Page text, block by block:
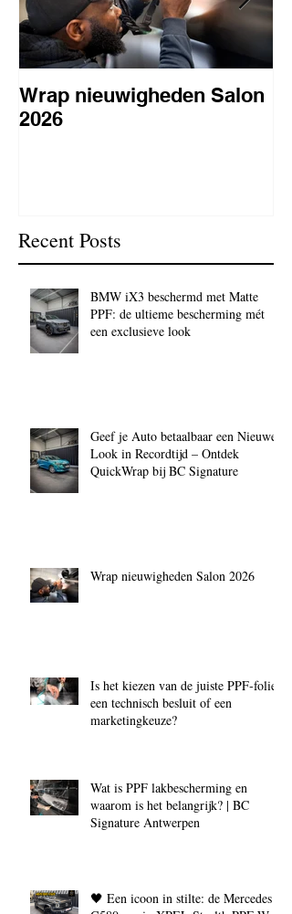
Wrap nieuwigheden Salon
2026
Recent Posts
BMW iX3 beschermd met Matte
PPF: de ultieme bescherming mét
een exclusieve look
Geef je Auto betaalbaar een Nieuwe
Look in Recordtijd – Ontdek
QuickWrap bij BC Signature
Wrap nieuwigheden Salon 2026
Is het kiezen van de juiste PPF‑folie
een technisch besluit of een
marketingkeuze?
Wat is PPF lakbescherming en
waarom is het belangrijk? | BC
Signature Antwerpen
🖤 Een icoon in stilte: de Mercedes